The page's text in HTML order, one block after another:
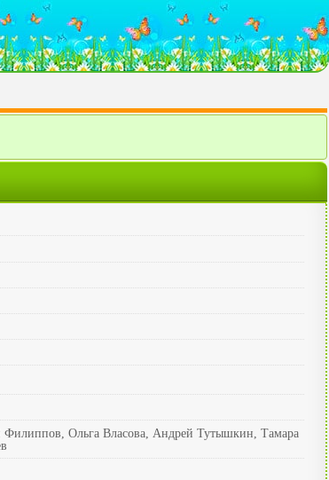
Ольга Власова, Андрей Тутышкин, Тамара